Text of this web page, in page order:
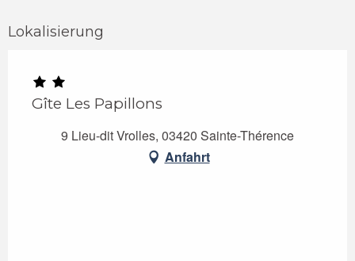
Lokalisierung
Gîte Les Papillons
9 Lieu-dit Vrolles, 03420 Sainte-Thérence
Anfahrt